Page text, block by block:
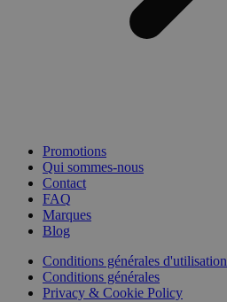
Promotions
Qui sommes-nous
Contact
FAQ
Marques
Blog
Conditions générales d'utilisation
Conditions générales
Privacy & Cookie Policy